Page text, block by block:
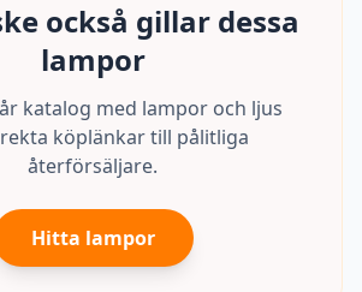
också gillar dessa
lampor
katalog med lampor och ljus
köplänkar till pålitliga
återförsäljare.
Hitta lampor